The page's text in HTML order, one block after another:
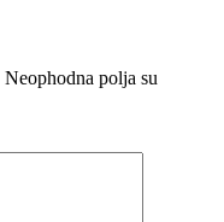
Neophodna polja su